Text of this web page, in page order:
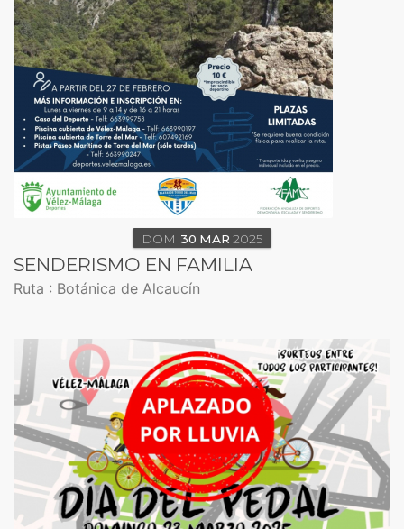
DOM 30 MAR 2025
SENDERISMO EN FAMILIA
Ruta : Botánica de Alcaucín